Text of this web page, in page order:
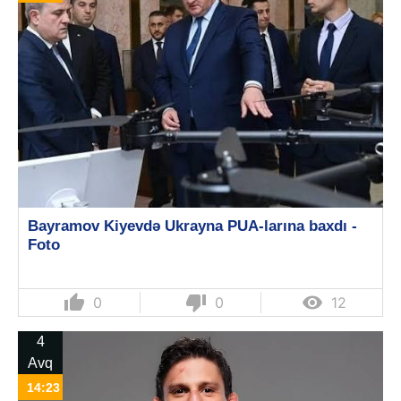
Bayramov Kiyevdə Ukrayna PUA-larına baxdı -
Foto
thumb_up 0 thumb_down 0  12
4
Avq
14:23